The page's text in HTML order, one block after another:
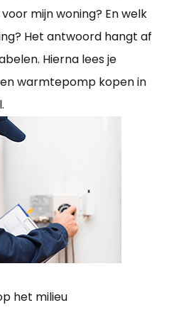
mijn woning? En welk
Het antwoord hangt af
Hierna lees je
warmtepomp kopen in
het milieu